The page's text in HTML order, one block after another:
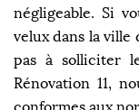
négligeable. Si
velux dans la ville
pas à solliciter
Rénovation 11,